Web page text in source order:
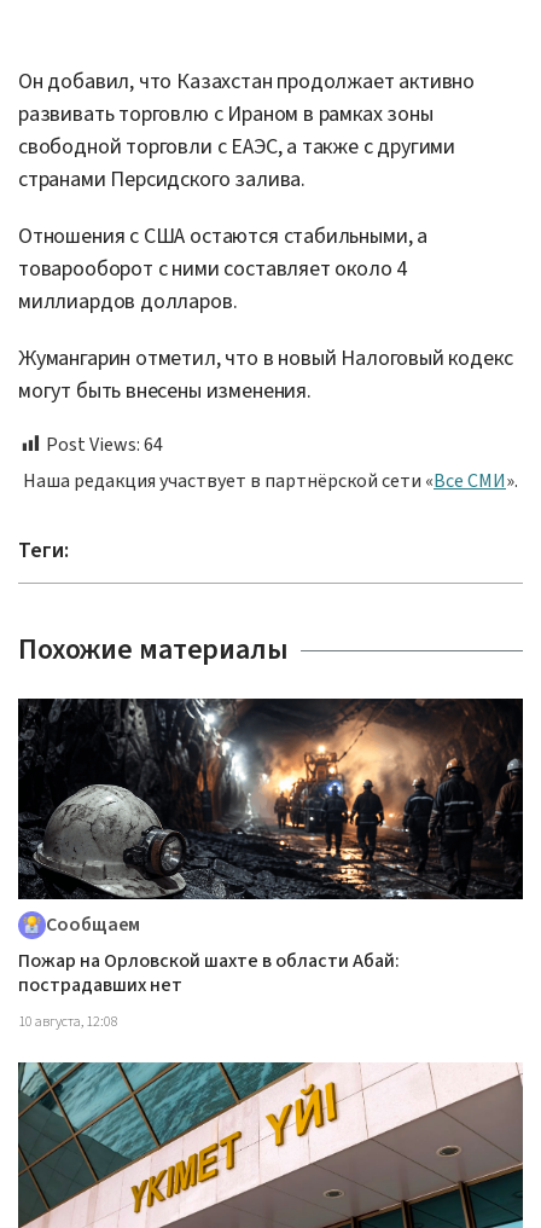
Он добавил, что Казахстан продолжает активно
развивать торговлю с Ираном в рамках зоны
свободной торговли с ЕАЭС, а также с другими
странами Персидского залива.
Отношения с США остаются стабильными, а
товарооборот с ними составляет около 4
миллиардов долларов.
Жумангарин отметил, что в новый Налоговый кодекс
могут быть внесены изменения.
Post Views:64
Наша редакция участвует в партнёрской сети «Все СМИ».
Теги:
Похожие материалы
Сообщаем
Пожар на Орловской шахте в области Абай:
пострадавших нет
10 августа, 12:08